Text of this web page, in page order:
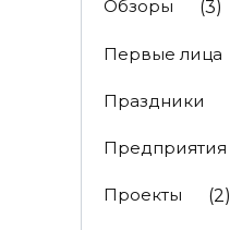
Обзоры (3)
Первые лица
Праздники
Предприятия
Проекты (2)